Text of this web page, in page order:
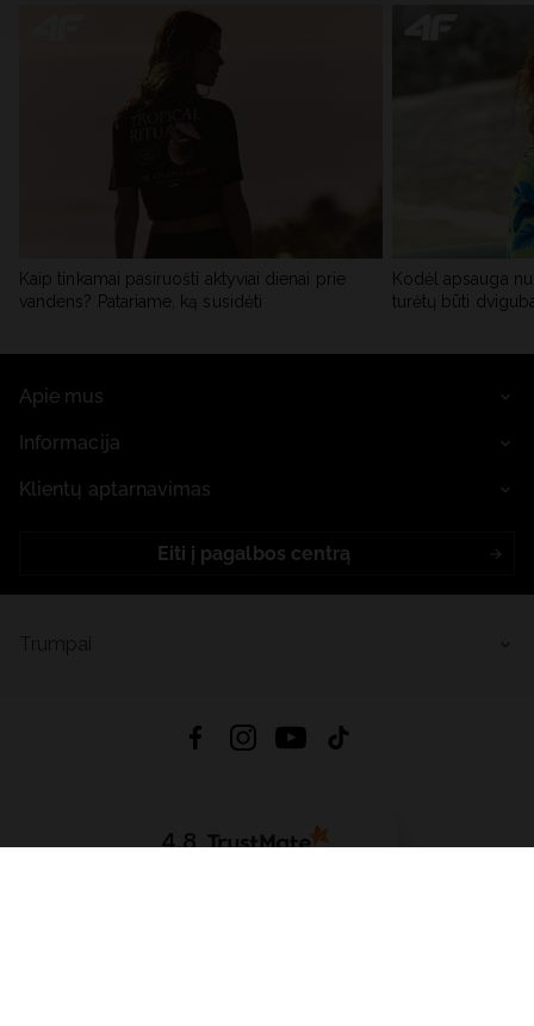
Kaip tinkamai pasiruošti aktyviai dienai prie
vandens? Patariame, ką susidėti
Kodėl apsauga
turėtų būti
Apie mus
Informacija
Klientų aptarnavimas
Eiti į pagalbos centrą
4.8